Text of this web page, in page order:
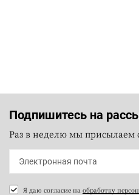
Подпишитесь на
Раз в неделю мы присылаем
Я даю согласие на обработку